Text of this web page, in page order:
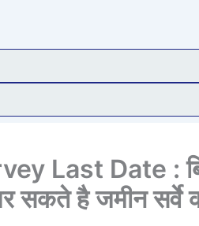
Last Date :
सकते है जमीन सर्वे